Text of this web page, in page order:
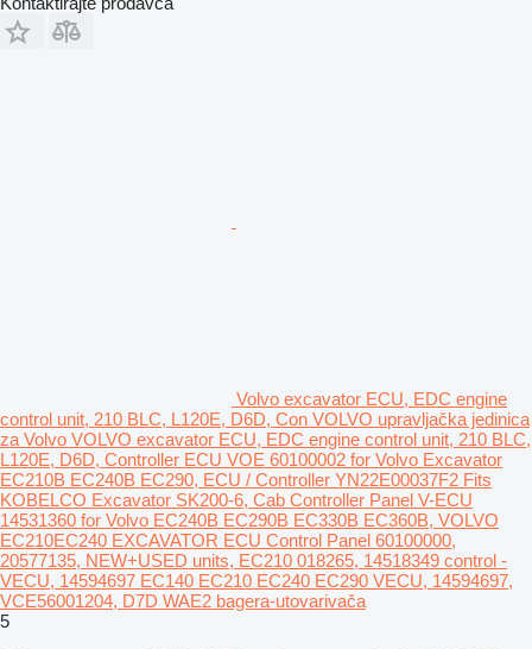
Volvo excavator ECU, EDC engine
control unit, 210 BLC, L120E, D6D, Con VOLVO upravljačka jedinica
za Volvo VOLVO excavator ECU, EDC engine control unit, 210 BLC,
L120E, D6D, Controller ECU VOE 60100002 for Volvo Excavator
EC210B EC240B EC290, ECU / Controller YN22E00037F2 Fits
KOBELCO Excavator SK200-6, Cab Controller Panel V-ECU
14531360 for Volvo EC240B EC290B EC330B EC360B, VOLVO
EC210EC240 EXCAVATOR ECU Control Panel 60100000,
20577135, NEW+USED units, EC210 018265, 14518349 control -
VECU, 14594697 EC140 EC210 EC240 EC290 VECU, 14594697,
VCE56001204, D7D WAE2 bagerа-utovarivačа
5